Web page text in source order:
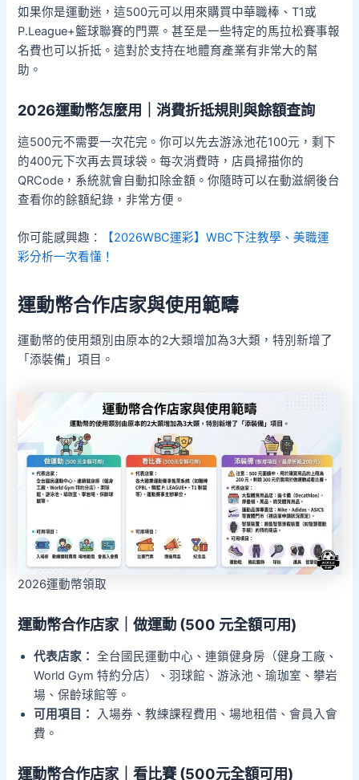
如果你是運動迷，這500元可以用來購買中華職棒、T1或
P.League+籃球聯賽的門票。甚至是一些特定的馬拉松賽事報
名費也可以折抵。這對於支持在地體育產業有非常大的幫
助。
2026運動幣怎麼用｜消費折抵規則與餘額查詢
這500元不需要一次花完。你可以先去游泳池花100元，剩下
的400元下次再去買球袋。每次消費時，店員掃描你的
QRCode，系統就會自動扣除金額。你隨時可以在動滋網後台
查看你的餘額紀錄，非常方便。
你可能感興趣：
【2026WBC運彩】WBC下注教學、美職運
彩分析一次看懂！
運動幣合作店家與使用範疇
運動幣的使用類別由原本的2大類增加為3大類，特別新增了
「添裝備」項目。
2026運動幣領取
運動幣合作店家｜做運動 (500 元全額可用)
代表店家： 全台國民運動中心、連鎖健身房（健身工廠、
World Gym 特約分店）、羽球館、游泳池、瑜珈室、攀岩
場、保齡球館等。
可用項目：
入場券、教練課程費用、場地租借、會員入會
費。
運動幣合作店家｜看比賽 (500元全額可用)